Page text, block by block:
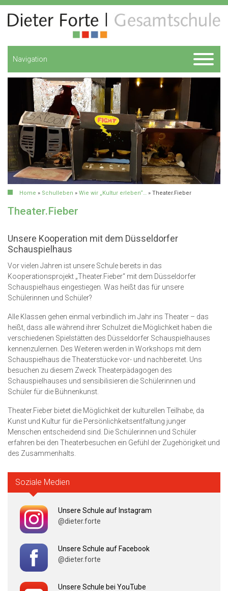
Navigation
Home » Schulleben » Wie wir „Kultur erleben“… » Theater.Fieber
Theater.Fieber
Unsere Kooperation mit dem Düsseldorfer
Schauspielhaus
Vor vielen Jahren ist unsere Schule bereits in das
Kooperationsprojekt „Theater.Fieber“ mit dem Düsseldorfer
Schauspielhaus eingestiegen. Was heißt das für unsere
Schülerinnen und Schüler?
Alle Klassen gehen einmal verbindlich im Jahr ins Theater – das
heißt, dass alle während ihrer Schulzeit die Möglichkeit haben die
verschiedenen Spielstätten des Düsseldorfer Schauspielhauses
kennenzulernen. Des Weiteren werden in Workshops mit dem
Schauspielhaus die Theaterstücke vor- und nachbereitet. Uns
besuchen zu diesem Zweck Theaterpädagogen des
Schauspielhauses und sensibilisieren die Schülerinnen und
Schüler für die Bühnenkunst.
Theater.Fieber bietet die Möglichkeit der kulturellen Teilhabe, da
Kunst und Kultur für die Persönlichkeitsentfaltung junger
Menschen entscheidend sind. Die Schülerinnen und Schüler
erfahren bei den Theaterbesuchen ein Gefühl der Zugehörigkeit und
des Zusammenhalts.
Soziale Medien
Unsere Schule auf Instagram
@dieter.forte
Unsere Schule auf Facebook
@dieter.forte
Unsere Schule bei YouTube